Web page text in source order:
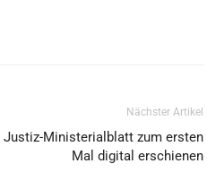
Nächster Artikel
Justiz-Ministerialblatt zum ersten
Mal digital erschienen